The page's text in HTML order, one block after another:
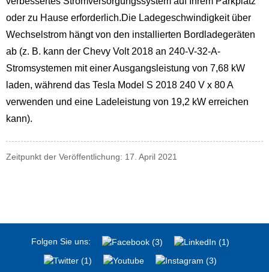
oder zu Hause erforderlich.Die Ladegeschwindigkeit über
Wechselstrom hängt von den installierten Bordladegeräten
ab (z. B. kann der Chevy Volt 2018 an 240-V-32-A-
Stromsystemen mit einer Ausgangsleistung von 7,68 kW
laden, während das Tesla Model S 2018 240 V x 80 A
verwenden und eine Ladeleistung von 19,2 kW erreichen
kann).
Zeitpunkt der Veröffentlichung: 17. April 2021
Folgen Sie uns: